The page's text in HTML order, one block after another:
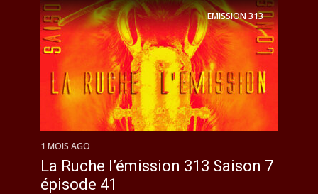
EMISSION313
1 MOIS AGO
La Ruche l’émission 313 Saison 7
épisode 41